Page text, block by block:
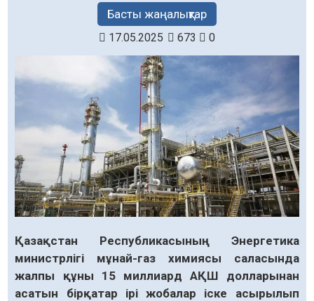
Басты жаңалықтар
17.05.2025 673 0
Қазақстан Республикасының Энергетика
министрлігі мұнай-газ химиясы саласында
жалпы құны 15 миллиард АҚШ долларынан
асатын бірқатар ірі жобалар іске асырылып